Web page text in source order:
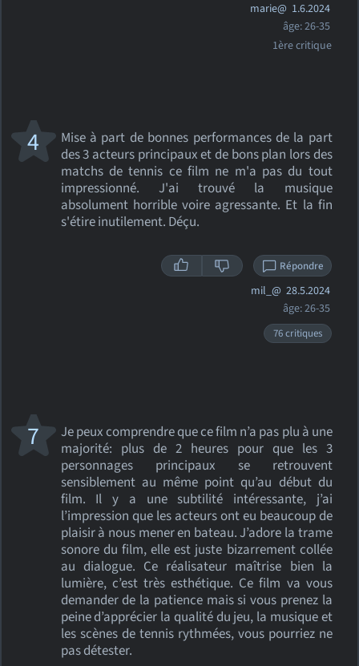
marie@ 1.6.2024
âge: 26-35
1ère critique
Mise à part de bonnes performances de la part
des 3 acteurs principaux et de bons plan lors des
matchs de tennis ce film ne m'a pas du tout
impressionné. J'ai trouvé la musique
absolument horrible voire agressante. Et la fin
s'étire inutilement. Déçu.
4
Répondre
mil_@ 28.5.2024
âge: 26-35
76 critiques
Je peux comprendre que ce film n’a pas plu à une
majorité: plus de 2 heures pour que les 3
personnages principaux se retrouvent
sensiblement au même point qu’au début du
film. Il y a une subtilité intéressante, j’ai
l’impression que les acteurs ont eu beaucoup de
plaisir à nous mener en bateau. J’adore la trame
sonore du film, elle est juste bizarrement collée
au dialogue. Ce réalisateur maîtrise bien la
lumière, c’est très esthétique. Ce film va vous
demander de la patience mais si vous prenez la
peine d’apprécier la qualité du jeu, la musique et
les scènes de tennis rythmées, vous pourriez ne
pas détester.
7